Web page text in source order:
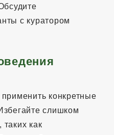
с куратором
конкретные
слишком
как